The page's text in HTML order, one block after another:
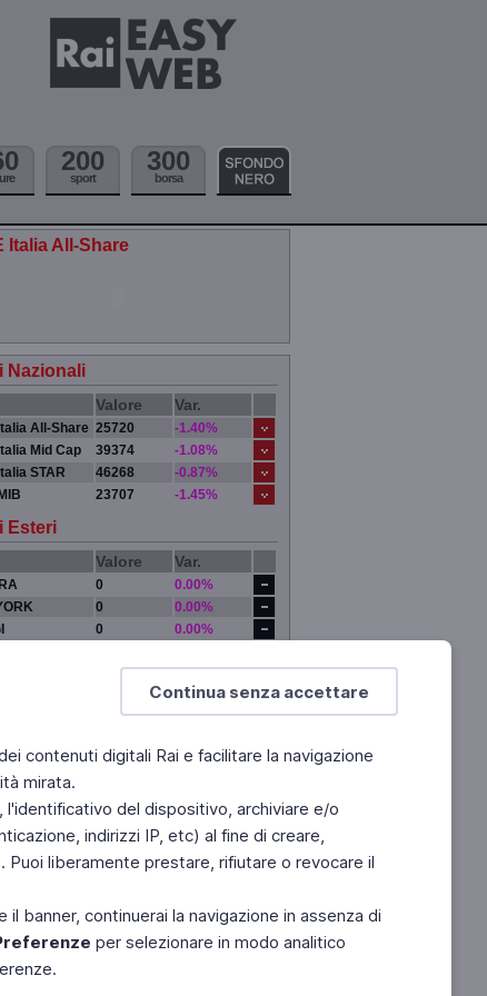
Continua senza accettare
contenuti digitali Rai e facilitare la navigazione
mirata.
del dispositivo, archiviare e/o
indirizzi IP, etc) al fine di creare,
Puoi liberamente prestare, rifiutare o revocare il
il banner, continuerai la navigazione in assenza di
per selezionare in modo analitico
200
sport
300
borsa
Italia All-Share
Nazionali
Valore Var.
All-Share 25720
-1.40%
Mid Cap
39374
-1.08%
STAR
46268
-0.87%
23707 -1.45%
Esteri
Valore Var.
0
0.00%
0
0.00%
0
0.00%